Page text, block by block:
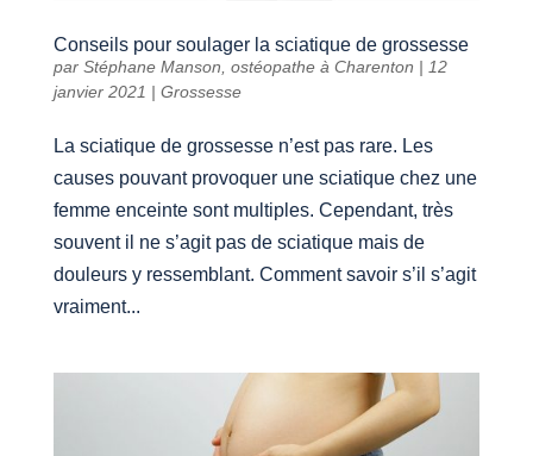
Conseils pour soulager la sciatique de grossesse
par Stéphane Manson, ostéopathe à Charenton | 12
janvier 2021 | Grossesse
La sciatique de grossesse n’est pas rare. Les
causes pouvant provoquer une sciatique chez une
femme enceinte sont multiples. Cependant, très
souvent il ne s’agit pas de sciatique mais de
douleurs y ressemblant. Comment savoir s’il s’agit
vraiment...